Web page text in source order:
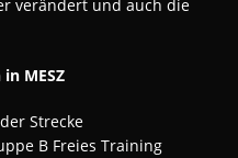
verändert und auch die
MESZ
Strecke
B Freies Training